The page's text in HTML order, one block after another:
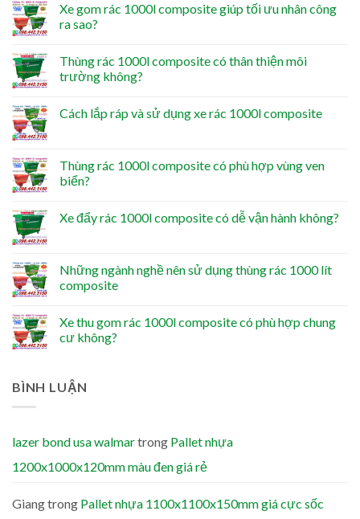
Xe gom rác 1000l composite giúp tối ưu nhân công
ra sao?
Thùng rác 1000l composite có thân thiện môi
trường không?
Cách lắp ráp và sử dụng xe rác 1000l composite
Thùng rác 1000l composite có phù hợp vùng ven
biển?
Xe đẩy rác 1000l composite có dễ vận hành không?
Những ngành nghề nên sử dụng thùng rác 1000 lít
composite
Xe thu gom rác 1000l composite có phù hợp chung
cư không?
BÌNH LUẬN
lazer bond usa walmartrong Pallet nhựa
1200x1000x120mm màu đen giá rẻ
Giangtrong Pallet nhựa 1100x1100x150mm giá cực sốc